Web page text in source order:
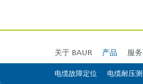
关于 BAUR 产品
电缆故障定位 电缆耐压
服
技术支持 校准和调整
BAUR 欧洲
BAUR 德国
BAUR 亚